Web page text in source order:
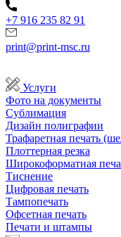
+7 916 235 82 91
print@print-msc.ru
Услуги
Фото на документы
Сублимация
Дизайн полиграфии
Трафаретная печать
Плоттерная резка
Широкоформатная
Тиснение
Цифровая печать
Тампопечать
Офсетная печать
Печати и штампы